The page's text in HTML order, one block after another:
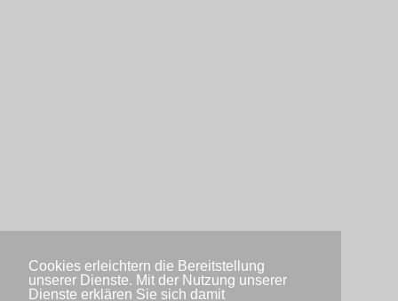
Cookies erleichtern die Bereitstellung
unserer Dienste. Mit der Nutzung unserer
Dienste erklären Sie sich damit